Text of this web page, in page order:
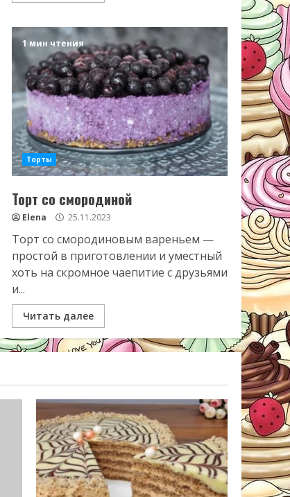
1 мин чтения
Торты
Торт со смородиной
Elena 25.11.2023
Торт со смородиновым вареньем —
простой в приготовлении и уместный
хоть на скромное чаепитие с друзьями
и...
Читать далее